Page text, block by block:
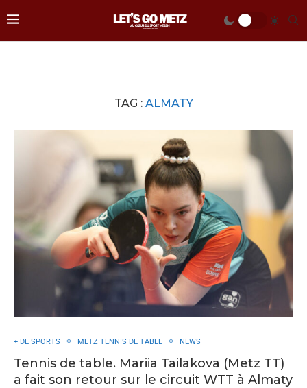
TAG : ALMATY
+ DE SPORTS METZ TENNIS DE TABLE NEWS
Tennis de table. Mariia Tailakova (Metz TT)
a fait son retour sur le circuit WTT à Almaty